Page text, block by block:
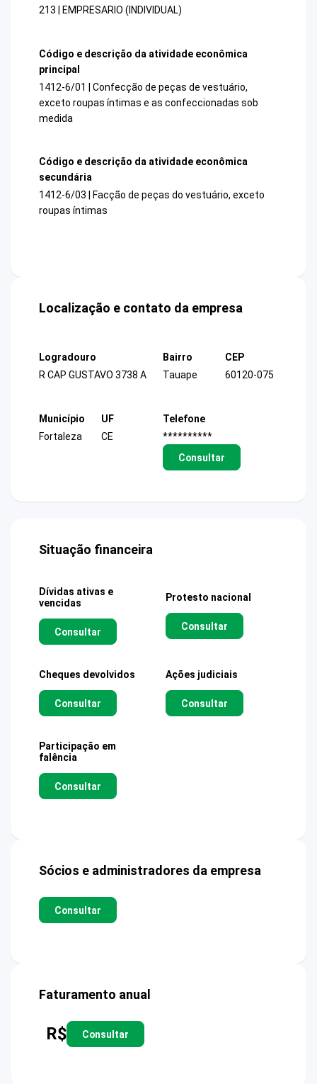
213 | EMPRESARIO (INDIVIDUAL)
Código e descrição da atividade econômica
principal
1412-6/01 | Confecção de peças de vestuário,
exceto roupas íntimas e as confeccionadas sob
medida
Código e descrição da atividade econômica
secundária
1412-6/03 | Facção de peças do vestuário, exceto
roupas íntimas
Localização e contato da empresa
Logradouro
R CAP GUSTAVO 3738 A
Bairro
Tauape
CEP
60120-075
Município
Fortaleza
UF
CE
Telefone
**********
Consultar
Situação financeira
Dívidas ativas e
vencidas
Consultar
Protesto nacional
Consultar
Cheques devolvidos
Consultar
Ações judiciais
Consultar
Participação em
falência
Consultar
Sócios e administradores da empresa
Consultar
Faturamento anual
R$ Consultar